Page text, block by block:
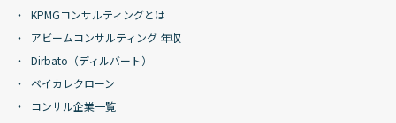
KPMGコンサルティングとは
アビームコンサルティング 年収
Dirbato（ディルバート）
ベイカレクローン
コンサル企業一覧